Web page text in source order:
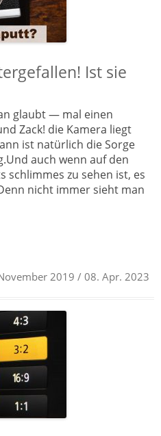
Ist sie
glaubt — mal einen
Zack! die Kamera liegt
ist natürlich die Sorge
auch wenn auf den
schlimmes zu sehen ist, es
nicht immer sieht man
2019 / 08. Apr. 2023